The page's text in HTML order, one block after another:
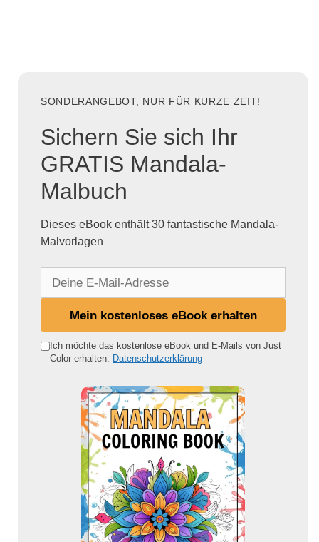
SONDERANGEBOT, NUR FÜR KURZE ZEIT!
Sichern Sie sich Ihr
GRATIS Mandala-
Malbuch
Dieses eBook enthält 30 fantastische Mandala-
Malvorlagen
e
Mein kostenloses eBook erhalten
Ich möchte das kostenlose eBook und E-Mails von Just
Color erhalten. Datenschutzerklärung